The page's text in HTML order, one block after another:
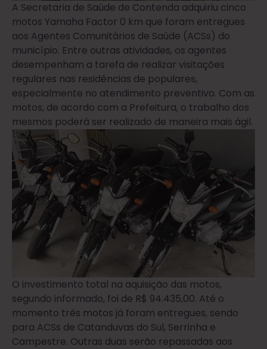
A Secretaria de Saúde de Contenda adquiriu cinco
motos Yamaha Factor 0 km que foram entregues
aos Agentes Comunitários de Saúde (ACSs) do
município. Entre outras atividades, os agentes
desempenham a tarefa de realizar visitações
regulares nas residências de populares,
especialmente no atendimento preventivo. Com as
motos, de acordo com a Prefeitura, o trabalho dos
mesmos poderá ser realizado de maneira mais ágil.
O investimento total na aquisição das motos,
segundo informado, foi de R$ 94.435,00. Até o
momento três motos já foram entregues, sendo
para ACSs de Catanduvas do Sul, Serrinha e
Campestre. Outras duas serão repassadas aos